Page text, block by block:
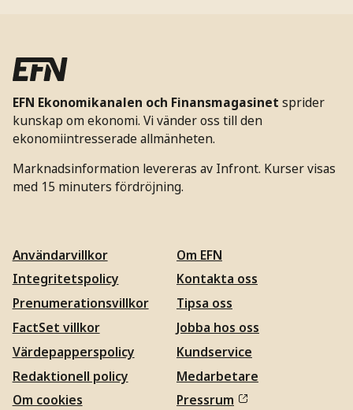
EFN Ekonomikanalen och Finansmagasinet sprider
kunskap om ekonomi. Vi vänder oss till den
ekonomiintresserade allmänheten.
Marknadsinformation levereras av Infront. Kurser visas
med 15 minuters fördröjning.
Användarvillkor
Integritetspolicy
Prenumerationsvillkor
FactSet villkor
Värdepapperspolicy
Redaktionell policy
Om cookies
Om EFN
Kontakta oss
Tipsa oss
Jobba hos oss
Kundservice
Medarbetare
Pressrum